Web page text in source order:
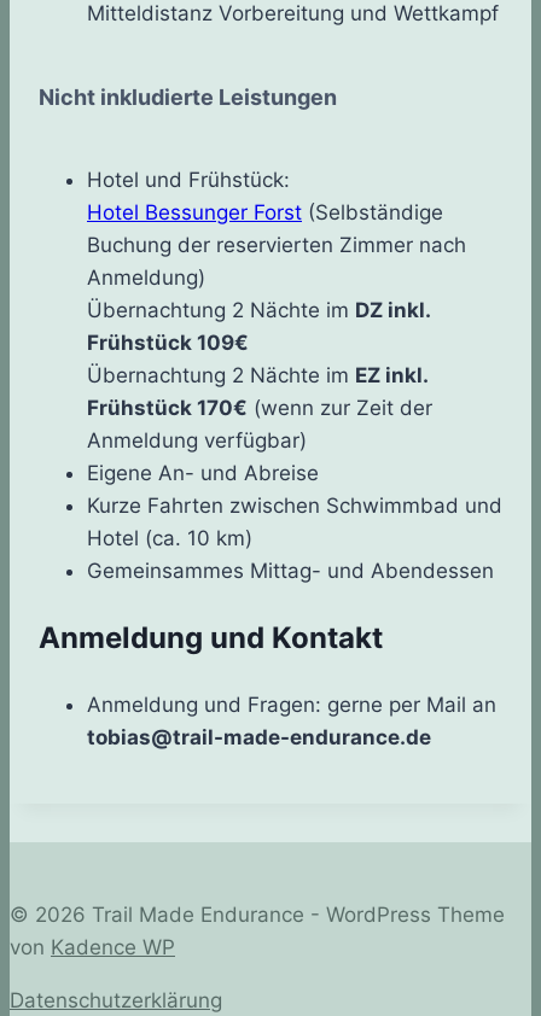
Mitteldistanz Vorbereitung und Wettkampf
Nicht inkludierte Leistungen
Hotel und Frühstück:
Hotel Bessunger Forst (Selbständige
Buchung der reservierten Zimmer nach
Anmeldung)
Übernachtung 2 Nächte im DZ inkl.
Frühstück 109€
Übernachtung 2 Nächte im EZ inkl.
Frühstück 170€ (wenn zur Zeit der
Anmeldung verfügbar)
Eigene An- und Abreise
Kurze Fahrten zwischen Schwimmbad und
Hotel (ca. 10 km)
Gemeinsammes Mittag- und Abendessen
Anmeldung und Kontakt
Anmeldung und Fragen: gerne per Mail an
tobias@trail-made-endurance.de
© 2026 Trail Made Endurance - WordPress Theme
von Kadence WP
Datenschutzerklärung